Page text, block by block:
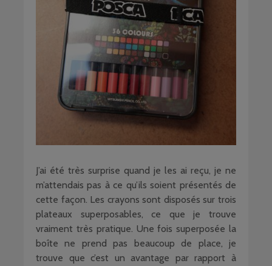
J’ai été très surprise quand je les ai reçu, je ne
m’attendais pas à ce qu’ils soient présentés de
cette façon. Les crayons sont disposés sur trois
plateaux superposables, ce que je trouve
vraiment très pratique. Une fois superposée la
boîte ne prend pas beaucoup de place, je
trouve que c’est un avantage par rapport à